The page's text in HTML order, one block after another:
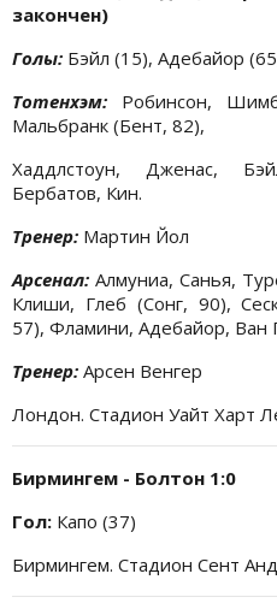
закончен)
Голы: Бэйл (15), Адебайор
Тотенхэм: Робинсон,
Мальбранк (Бент, 82),
Хаддлстоун, Дженас,
Бербатов, Кин.
Тренер: Мартин Йол
Арсенал: Алмуниа, Санья,
Клиши, Глеб (Сонг, 90),
57), Фламини, Адебайор, Ван
Тренер: Арсен Венгер
Лондон. Стадион Уайт Харт
Бирмингем - Болтон 1:0
Гол: Капо (37)
Бирмингем. Стадион Сент